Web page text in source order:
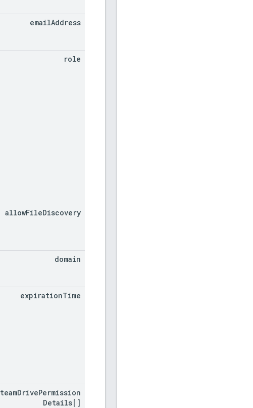
emailAddress
role
allowFileDiscovery
domain
expirationTime
teamDrivePermission
Details[]